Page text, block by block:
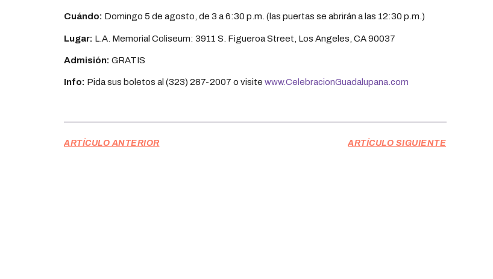
Cuándo: Domingo 5 de agosto, de 3 a 6:30 p.m. (las puertas se abrirán a las 12:30 p.m.)
Lugar: L.A. Memorial Coliseum: 3911 S. Figueroa Street, Los Angeles, CA 90037
Admisión: GRATIS
Info: Pida sus boletos al (323) 287-2007 o visitewww.CelebracionGuadalupana.com
ARTÍCULO ANTERIOR ARTÍCULO SIGUIENTE